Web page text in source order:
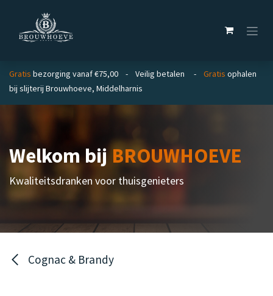
Gratis bezorging vanaf €75,00 - Veilig betalen - Gratis ophalen
bij slijterij Brouwhoeve, Middelharnis
Welkom bijBROUWHOEVE
Kwaliteitsdranken voor thuisgenieters
Cognac & Brandy